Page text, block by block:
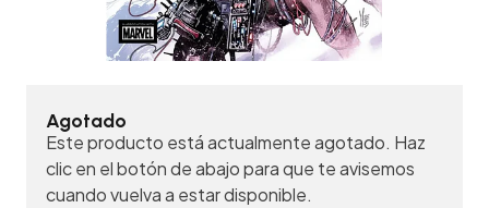
Agotado
Este producto está actualmente agotado. Haz
clic en el botón de abajo para que te avisemos
cuando vuelva a estar disponible.